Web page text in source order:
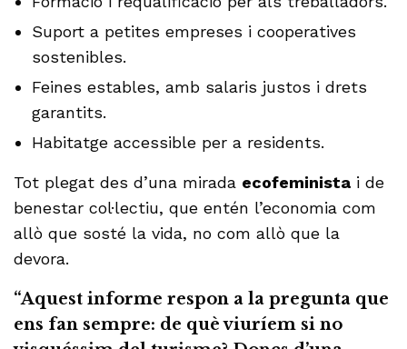
Suport a petites empreses i cooperatives
sostenibles.
Feines estables, amb salaris justos i drets
garantits.
Habitatge accessible per a residents.
Tot plegat des d’una mirada ecofeminista i de
benestar col·lectiu, que entén l’economia com
allò que sosté la vida, no com allò que la
devora.
“Aquest informe respon a la pregunta que
ens fan sempre: de què viuríem si no